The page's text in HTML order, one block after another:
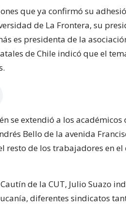
que ya confirmó su
de La Frontera, su
es presidenta de la
de Chile indicó que el
se extendió a los académicos
Bello de la avenida
resto de los trabajadores en el
de la CUT, Julio Suazo
diferentes sindicatos